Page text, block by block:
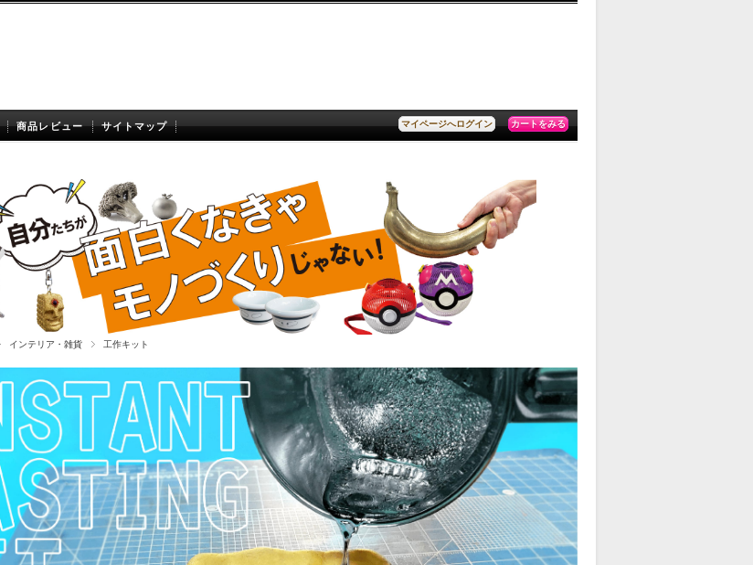
マイページへログイン カートをみる
商品レビュー サイトマップ
インテリア・雑貨 工作キット